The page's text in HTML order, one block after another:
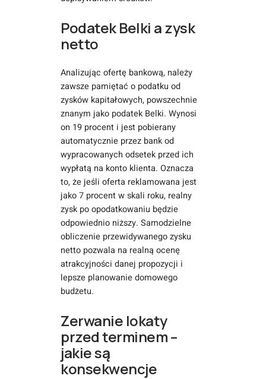
Podatek Belki a zysk
netto
Analizując ofertę bankową, należy
zawsze pamiętać o podatku od
zysków kapitałowych, powszechnie
znanym jako podatek Belki. Wynosi
on 19 procent i jest pobierany
automatycznie przez bank od
wypracowanych odsetek przed ich
wypłatą na konto klienta. Oznacza
to, że jeśli oferta reklamowana jest
jako 7 procent w skali roku, realny
zysk po opodatkowaniu będzie
odpowiednio niższy. Samodzielne
obliczenie przewidywanego zysku
netto pozwala na realną ocenę
atrakcyjności danej propozycji i
lepsze planowanie domowego
budżetu.
Zerwanie lokaty
przed terminem –
jakie są
konsekwencje